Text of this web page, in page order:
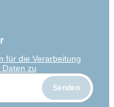
für die Verarbeitung
zu